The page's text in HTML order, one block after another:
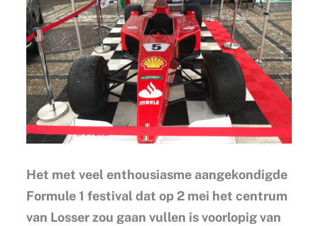
Het met veel enthousiasme aangekondigde
Formule 1 festival dat op 2 mei het centrum
van Losser zou gaan vullen is voorlopig van